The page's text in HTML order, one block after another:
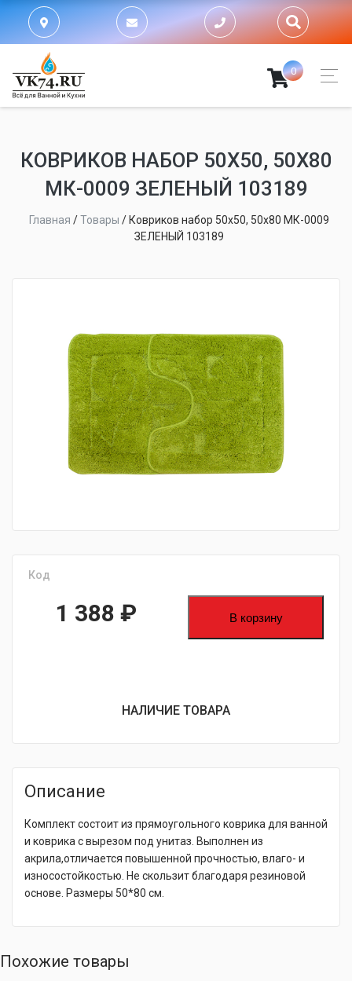
0
КОВРИКОВ НАБОР 50Х50, 50Х80
МК-0009 ЗЕЛЕНЫЙ 103189
Главная /Товары / Ковриков набор 50х50, 50х80 МК-0009
ЗЕЛЕНЫЙ 103189
Код
1 388 ₽ В корзину
НАЛИЧИЕ ТОВАРА
Описание
Комплект состоит из прямоугольного коврика для ванной
и коврика с вырезом под унитаз. Выполнен из
акрила,отличается повышенной прочностью, влаго- и
износостойкостью. Не скользит благодаря резиновой
основе. Размеры 50*80 см.
Похожие товары